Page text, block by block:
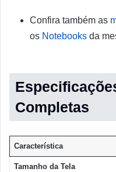
Confira também as
os Notebooks da
Completas
Característica
Tamanho da Tela